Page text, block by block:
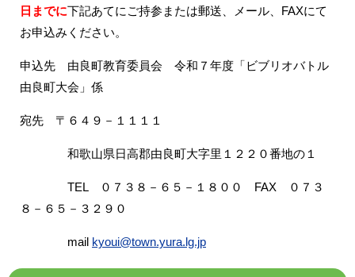
日までに下記あてにご持参または郵送、メール、FAXにて
お申込みください。
申込先 由良町教育委員会 令和７年度「ビブリオバトル
由良町大会」係
宛先 〒６４９－１１１１
和歌山県日高郡由良町大字里１２２０番地の１
TEL ０７３８－６５－１８００ FAX ０７３
８－６５－３２９０
mail kyoui@town.yura.lg.jp